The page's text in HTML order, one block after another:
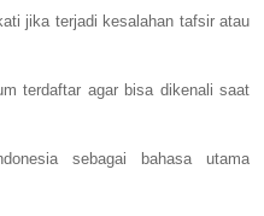
jika terjadi kesalahan tafsir atau
terdaftar agar bisa dikenali saat
sebagai bahasa utama